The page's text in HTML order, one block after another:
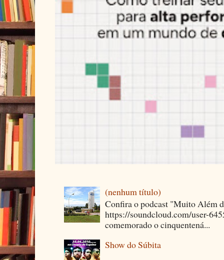
(nenhum título)
Confira o podcast "Muito Além
https://soundcloud.com/user-
comemorado o cinquentená...
Show do Súbita